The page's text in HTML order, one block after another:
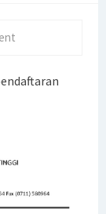
H
dengan
Program